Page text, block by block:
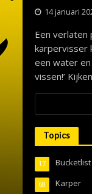
14 januari
Een verlaten
karpervisser
een water en
vissen!’
Topics
Bucketlist
17
Karper
68